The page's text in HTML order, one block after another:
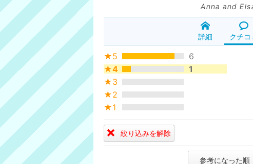
Anna and
詳細 クチコ
★5
6
★4
1
★3
★2
★1
絞り込みを解除
参考になった順